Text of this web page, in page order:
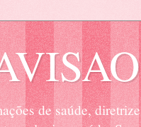
de saúde,